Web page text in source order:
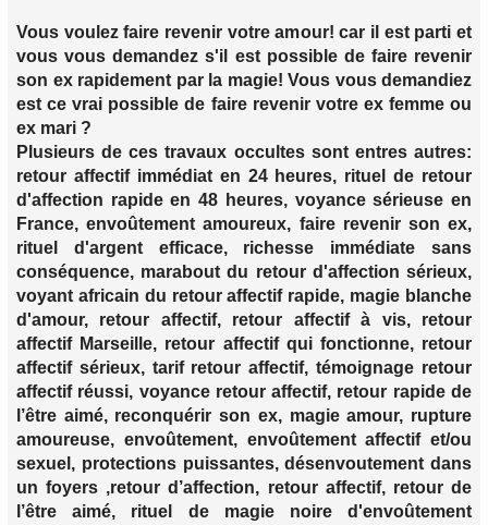
Vous voulez faire revenir votre amour! car il est parti et
vous vous demandez s'il est possible de faire revenir
son ex rapidement par la magie! Vous vous demandiez
est ce vrai possible de faire revenir votre ex femme ou
ex mari ?
Plusieurs de ces travaux occultes sont entres autres:
retour affectif immédiat en 24 heures, rituel de retour
d'affection rapide en 48 heures, voyance sérieuse en
France, envoûtement amoureux, faire revenir son ex,
rituel d'argent efficace, richesse immédiate sans
conséquence, marabout du retour d'affection sérieux,
voyant africain du retour affectif rapide, magie blanche
d'amour, retour affectif, retour affectif à vis, retour
affectif Marseille, retour affectif qui fonctionne, retour
affectif sérieux, tarif retour affectif, témoignage retour
affectif réussi, voyance retour affectif, retour rapide de
l’être aimé, reconquérir son ex, magie amour, rupture
amoureuse, envoûtement, envoûtement affectif et/ou
sexuel, protections puissantes, désenvoutement dans
un foyers ,retour d’affection, retour affectif, retour de
l’être aimé, rituel de magie noire d'envoûtement